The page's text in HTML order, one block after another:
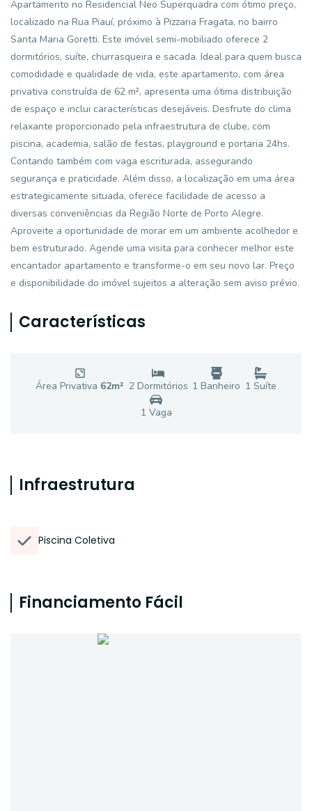
Apartamento no Residencial Neo Superquadra com ótimo preço,
localizado na Rua Piauí, próximo à Pizzaria Fragata, no bairro
Santa Maria Goretti. Este imóvel semi-mobiliado oferece 2
dormitórios, suíte, churrasqueira e sacada. Ideal para quem busca
comodidade e qualidade de vida, este apartamento, com área
privativa construída de 62 m², apresenta uma ótima distribuição
de espaço e inclui características desejáveis. Desfrute do clima
relaxante proporcionado pela infraestrutura de clube, com
piscina, academia, salão de festas, playground e portaria 24hs.
Contando também com vaga escriturada, assegurando
segurança e praticidade. Além disso, a localização em uma área
estrategicamente situada, oferece facilidade de acesso a
diversas conveniências da Região Norte de Porto Alegre.
Aproveite a oportunidade de morar em um ambiente acolhedor e
bem estruturado. Agende uma visita para conhecer melhor este
encantador apartamento e transforme-o em seu novo lar. Preço
e disponibilidade do imóvel sujeitos a alteração sem aviso prévio.
Características
Área Privativa 62m² 2Dormitórios 1 Banheiro 1 Suíte
1 Vaga
Infraestrutura
Piscina Coletiva
Financiamento Fácil